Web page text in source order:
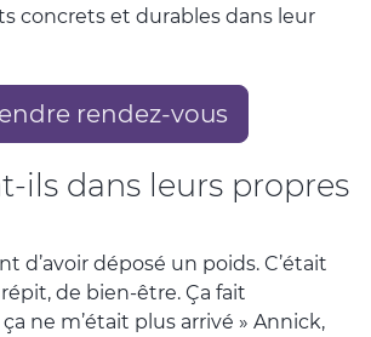
concrets et durables dans leur
rendez-vous
ils dans leurs propres
d’avoir déposé un poids. C’était
de bien-être. Ça fait
ne m’était plus arrivé » Annick,